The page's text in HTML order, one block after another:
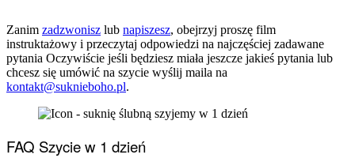
Zanim zadzwonisz lub napiszesz, obejrzyj proszę film
instruktażowy i przeczytaj odpowiedzi na najczęściej zadawane
pytania Oczywiście jeśli będziesz miała jeszcze jakieś pytania lub
chcesz się umówić na szycie wyślij maila na
kontakt@suknieboho.pl.
FAQ Szycie w 1 dzień